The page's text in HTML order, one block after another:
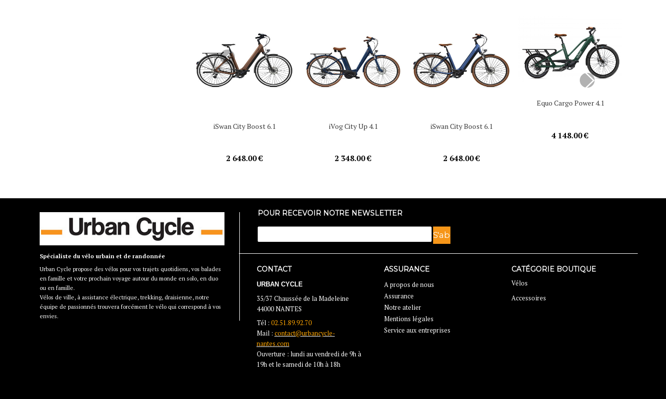
iSwan City Boost 6.1
2 648.00 €
iVog City Up 4.1
2 348.00 €
iSwan City Boost 6.1
2 648.00 €
Equo Cargo Power 4.1
4 148.00 €
Spécialiste du vélo urbain et de randonnée
Urban Cycle propose des vélos pour vos trajets quotidiens, vos balades
en famille et votre prochain voyage autour du monde en solo, en duo
ou en famille.
Vélos de ville, à assistance électrique, trekking, draisienne, notre
équipe de passionnés trouvera forcément le vélo qui correspond à vos
envies.
POUR RECEVOIR NOTRE NEWSLETTER
CONTACT
URBAN CYCLE
35/37 Chaussée de la Madeleine
44000 NANTES
Tél : 02.51.89.92.70
Mail : contact@urbancycle-
nantes.com
Ouverture : lundi au vendredi de 9h à
19h et le samedi de 10h à 18h
ASSURANCE
A propos de nous
Assurance
Notre atelier
Mentions légales
Service aux entreprises
CATÉGORIE BOUTIQUE
Vélos
Accessoires